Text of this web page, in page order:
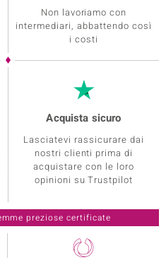
Non lavoriamo con
intermediari, abbattendo così
i costi
Acquista sicuro
Lasciatevi rassicurare dai
nostri clienti prima di
acquistare con le loro
opinioni su Trustpilot